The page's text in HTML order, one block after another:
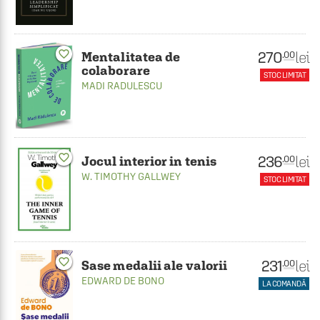
favorite_border
Mentalitatea de
colaborare
MADI RADULESCU
270.00 lei
STOC LIMITAT
favorite_border Jocul interior in tenis
W. TIMOTHY GALLWEY
236.00 lei
STOC LIMITAT
favorite_border Sase medalii ale valorii
EDWARD DE BONO
231.00 lei
LA COMANDĂ